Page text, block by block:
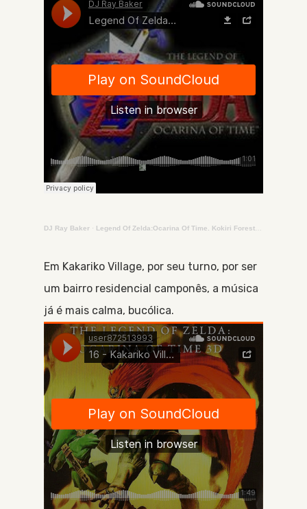
DJ Ray Baker · Legend Of Zelda:Ocarina Of Time. Kokiri Forest (N64 1998)
Em Kakariko Village, por seu turno, por ser
um bairro residencial camponês, a música
já é mais calma, bucólica.